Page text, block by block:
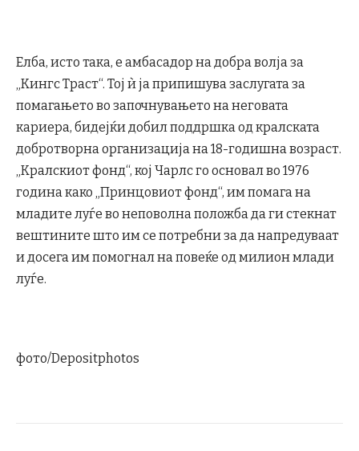
Елба, исто така, е амбасадор на добра волја за
„Кингс Траст“. Тој ѝ ја припишува заслугата за
помагањето во започнувањето на неговата
кариера, бидејќи добил поддршка од кралската
добротворна организација на 18-годишна возраст.
„Кралскиот фонд“, кој Чарлс го основал во 1976
година како „Принцовиот фонд“, им помага на
младите луѓе во неповолна положба да ги стекнат
вештините што им се потребни за да напредуваат
и досега им помогнал на повеќе од милион млади
луѓе.
фото/Depositphotos